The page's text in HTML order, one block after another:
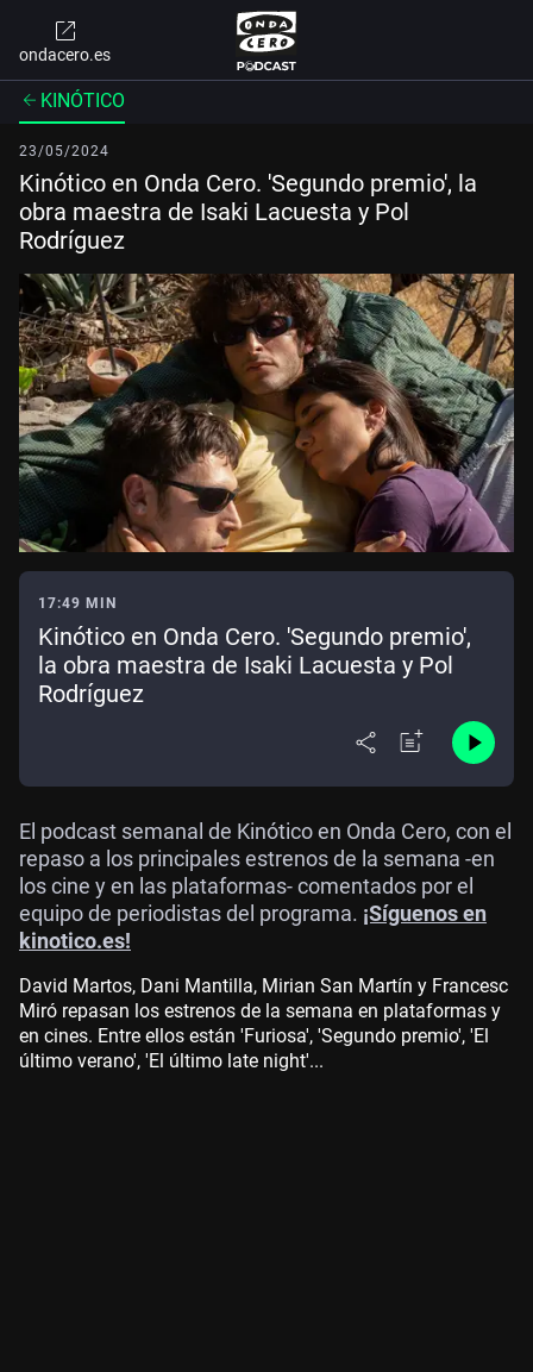
ondacero.es
KINÓTICO
23/05/2024
Kinótico en Onda Cero. 'Segundo premio', la
obra maestra de Isaki Lacuesta y Pol
Rodríguez
17:49 MIN
Kinótico en Onda Cero. 'Segundo premio',
la obra maestra de Isaki Lacuesta y Pol
Rodríguez
El podcast semanal de Kinótico en Onda Cero, con el
repaso a los principales estrenos de la semana -en
los cine y en las plataformas- comentados por el
equipo de periodistas del programa. ¡Síguenos en
kinotico.es!
David Martos, Dani Mantilla, Mirian San Martín y Francesc
Miró repasan los estrenos de la semana en plataformas y
en cines. Entre ellos están 'Furiosa', 'Segundo premio', 'El
último verano', 'El último late night'...